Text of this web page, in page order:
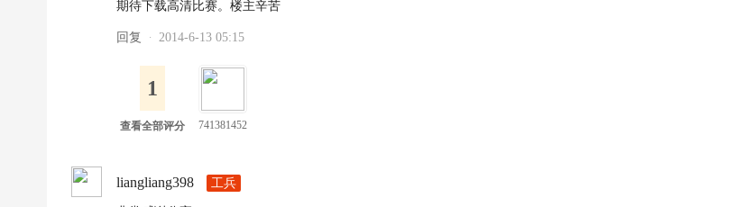
期待下载高清比赛。楼主辛苦
回复 · 2014-6-13 05:15
1
查看全部评分 741381452
liangliang398 工兵